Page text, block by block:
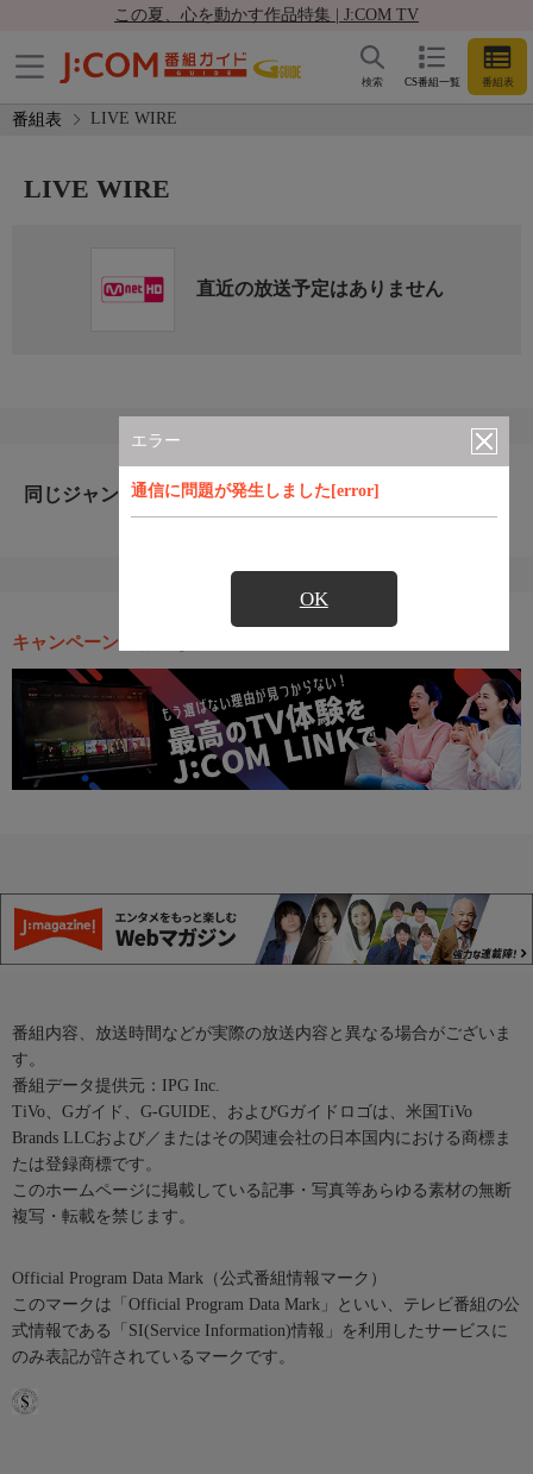
この夏、心を動かす作品特集 | J:COM TV
CS番組一覧 番組表
検索
番組表 LIVE WIRE
エラー
通信に問題が発生しました[error]
OK
LIVE WIRE
直近の放送予定はありません
同じジャンルのおすすめ番組
キャンペーン・お得な情報
番組内容、放送時間などが実際の放送内容と異なる場合がございま
す。
番組データ提供元：IPG Inc.
TiVo、Gガイド、G-GUIDE、およびGガイドロゴは、米国TiVo
Brands LLCおよび／またはその関連会社の日本国内における商標ま
たは登録商標です。
このホームページに掲載している記事・写真等あらゆる素材の無断
複写・転載を禁じます。
Official Program Data Mark（公式番組情報マーク）
このマークは「Official Program Data Mark」といい、テレビ番組の公
式情報である「SI(Service Information)情報」を利用したサービスに
のみ表記が許されているマークです。